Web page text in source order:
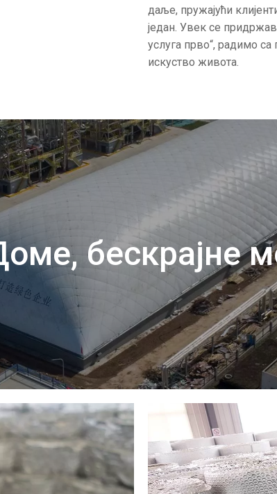
даље, пружајући
један. Увек се
услуга прво“, радимо
искуство живота.
бескрајне